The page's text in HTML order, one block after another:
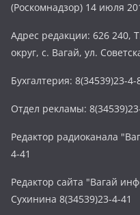
(Роскомнадзор) 14 июля
Адрес редакции: 626 240,
округ, с. Вагай, ул.
Бухгалтерия: 8(34539)23-4-
Отдел рекламы:
Редактор радиоканала
4-41
Редактор сайта "Вагай
Сухинина 8(34539)23-4-41